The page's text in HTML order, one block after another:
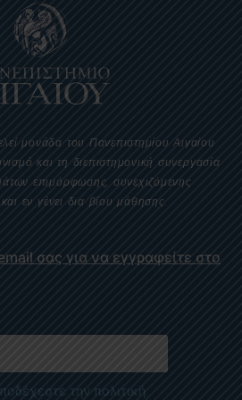
μονάδα του Πανεπιστημίου Αιγαίου
και τη διεπιστημονική συνεργασία
επιμόρφωσης, συνεχιζόμενης
εν γένει δια βίου μάθησης.
σας για να εγγραφείτε στο
την πολιτική